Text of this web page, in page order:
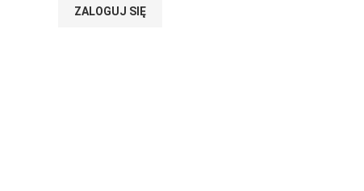
ZALOGUJ SIĘ